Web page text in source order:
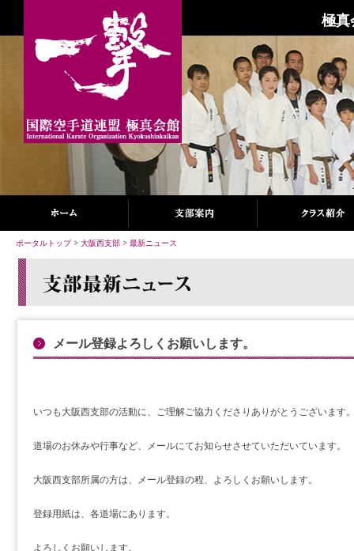
極真
ポータルトップ> 大阪西支部 > 最新ニュース
メール登録よろしくお願いします。
いつも大阪西支部の活動に、ご理解ご協力くださりありがとうございます
道場のお休みや行事など、メールにてお知らせさせていただいています。
大阪西支部所属の方は、メール登録の程、よろしくお願いします。
登録用紙は、各道場にあります。
よろしくお願いします。